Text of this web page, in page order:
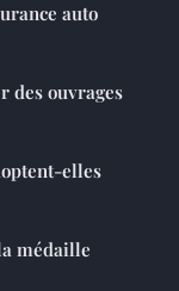
auto
des ouvrages
elles
médaille